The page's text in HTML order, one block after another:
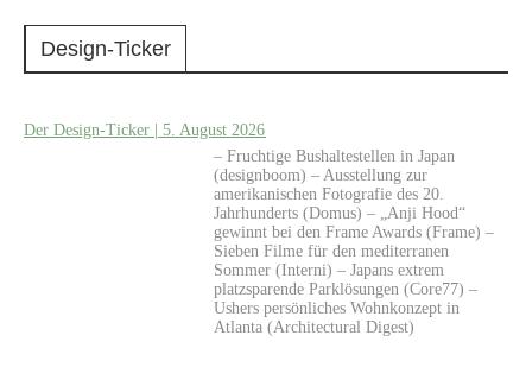
Design-Ticker
Der Design-Ticker | 5. August 2026
– Fruchtige Bushaltestellen in Japan
(designboom) – Ausstellung zur
amerikanischen Fotografie des 20.
Jahrhunderts (Domus) – „Anji Hood“
gewinnt bei den Frame Awards (Frame) –
Sieben Filme für den mediterranen
Sommer (Interni) – Japans extrem
platzsparende Parklösungen (Core77) –
Ushers persönliches Wohnkonzept in
Atlanta (Architectural Digest)